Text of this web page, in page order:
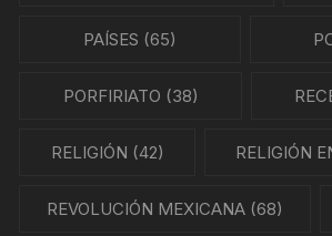
PAÍSES (65)
PORFIRIATO (38)
RELIGIÓN (42) RELIGIÓN
REVOLUCIÓN MEXICANA (68)